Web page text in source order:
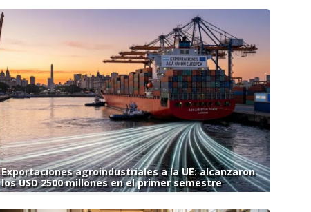
Exportaciones agroindustriales a la UE: alcanzaron
los USD 2500 millones en el primer semestre